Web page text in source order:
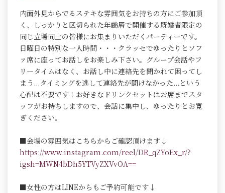
内面外見からでるステキな雰囲気をお持ちの方にご参加頂
く、しっかりと区切られた年齢層で開催する既婚者限定の
同じ立場同士の皆様にお集まりいただくパーティーです。
日曜日の特別な一人時間・・・クラッセでゆったりとソフ
ァ席に座ってお話しをお楽しみ下さい。グループ会話やフ
リータイムはなく、お話し中に連絡先を聞かれて困ってし
まう...タイミングを逃して連絡先が聞けなかった...という
心配は不要です！お好きなドリンクセットはお席までスタ
ッフがお持ちしますので、会話に集中し、ゆったりとお寛
ぎください。
■会場の雰囲気はこちらからご確認頂けます↓
https://www.instagram.com/reel/DR_qZYoEx_r/?
igsh=MWN4bDh5YTVyZXVvOA==
■女性の方はLINEからもご予約可能です↓